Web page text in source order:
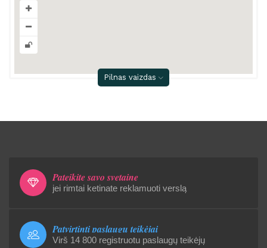
Pilnas vaizdas
Pateikite savo svetainę
jei rimtai ketinate reklamuoti verslą
Patvirtinti paslaugų teikėjai
Virš 14 800 registruotu paslaugų teikėjų